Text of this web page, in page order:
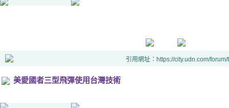
引用網址：https://city.udn.com/
美愛國者三型飛彈使用台灣技術